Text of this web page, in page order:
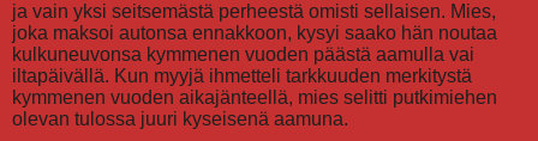
ja vain yksi seitsemästä perheestä omisti sellaisen. Mies,
joka maksoi autonsa ennakkoon, kysyi saako hän noutaa
kulkuneuvonsa kymmenen vuoden päästä aamulla vai
iltapäivällä. Kun myyjä ihmetteli tarkkuuden merkitystä
kymmenen vuoden aikajänteellä, mies selitti putkimiehen
olevan tulossa juuri kyseisenä aamuna.